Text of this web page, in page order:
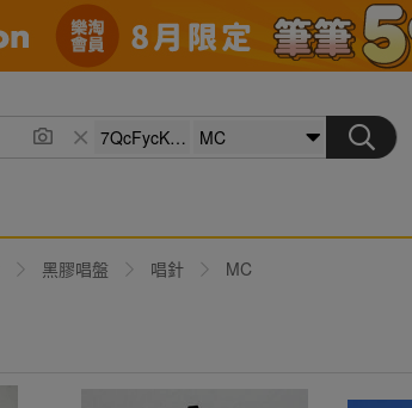
黑膠唱盤 唱針 MC